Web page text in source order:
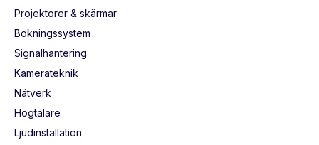
Projektorer & skärmar
Bokningssystem
Signalhantering
Kamerateknik
Nätverk
Högtalare
Ljudinstallation